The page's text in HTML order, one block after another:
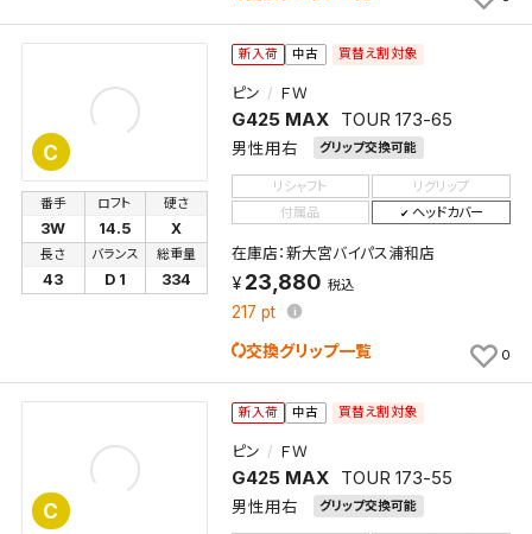
C
新入荷 中古 買替え割対象
ピン ＦＷ
G425 MAX TOUR 173-65
男性用右 グリップ交換可能
番手
3W
ロフト
14.5
硬さ
X
長さ
43
バランス
D 1
総重量
334
リシャフト
リグリップ
付属品
ヘッドカバー
在庫店：新大宮バイパス浦和店
23,880 税込
217 pt
交換グリップ一覧 0
C
新入荷 中古 買替え割対象
ピン ＦＷ
G425 MAX TOUR 173-55
男性用右 グリップ交換可能